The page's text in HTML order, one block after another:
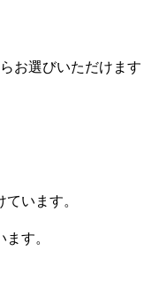
お選びいただけます
います。
す。